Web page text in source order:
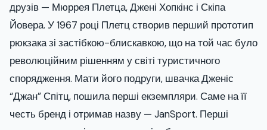
друзів — Мюррея Плетца, Джені Хопкінс і Скіпа
Йовера. У 1967 році Плетц створив перший прототип
рюкзака зі застібкою-блискавкою, що на той час було
революційним рішенням у світі туристичного
спорядження. Мати його подруги, швачка Дженіс
“Джан” Спітц, пошила перші екземпляри. Саме на її
честь бренд і отримав назву — JanSport. Перші